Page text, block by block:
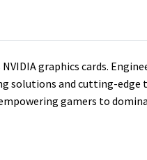
graphics cards.
solutions and cutting-edge
gamers to